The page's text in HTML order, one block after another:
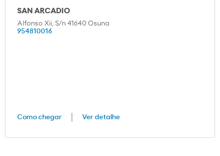
SAN ARCADIO
Alfonso Xii, S/n 41640 Osuna
954810016
Como chegar Ver detalhe